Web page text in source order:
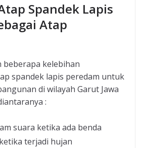
Spandek Lapis
Atap
beberapa kelebihan
spandek lapis peredam untuk
di wilayah Garut Jawa
:
suara ketika ada benda
terjadi hujan